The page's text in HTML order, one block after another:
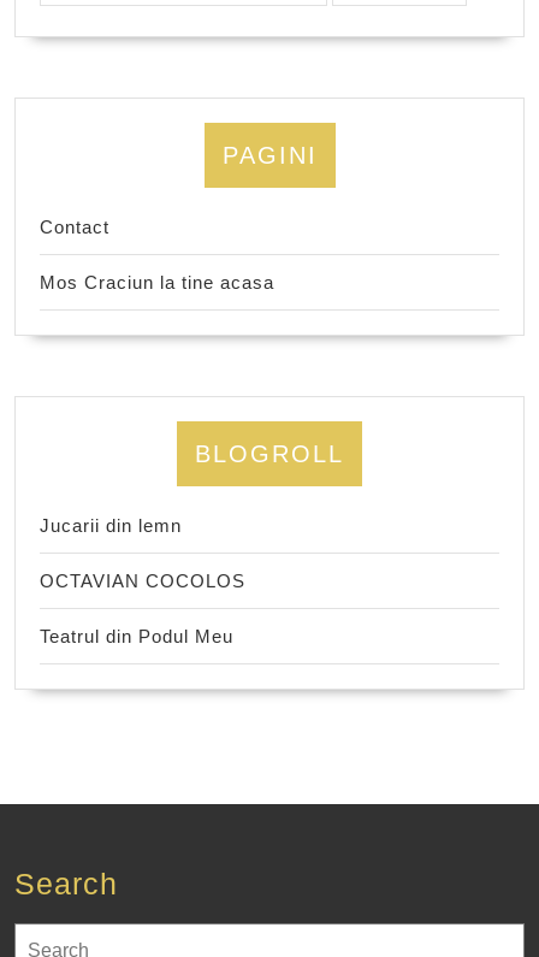
PAGINI
Contact
Mos Craciun la tine acasa
BLOGROLL
Jucarii din lemn
OCTAVIAN COCOLOS
Teatrul din Podul Meu
Search